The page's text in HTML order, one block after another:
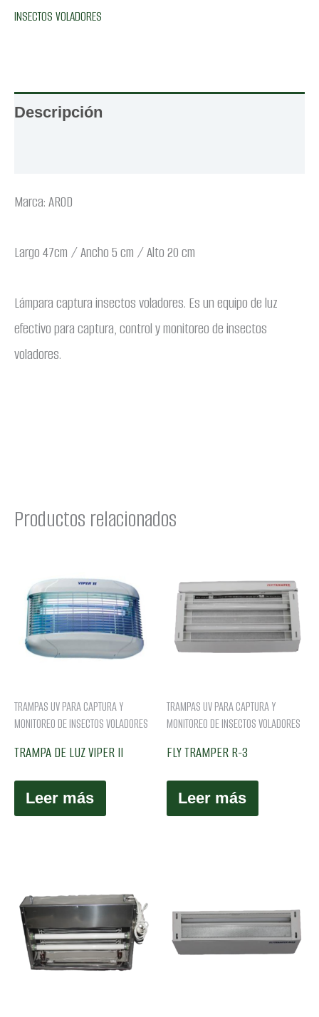
INSECTOS VOLADORES
Descripción
Marca: AROD
Largo 47cm / Ancho 5 cm / Alto 20 cm
Lámpara captura insectos voladores. Es un equipo de luz
efectivo para captura, control y monitoreo de insectos
voladores.
Productos relacionados
TRAMPAS UV PARA CAPTURA Y
MONITOREO DE INSECTOS VOLADORES
TRAMPA DE LUZ VIPER II
Leer más
TRAMPAS UV PARA CAPTURA Y
MONITOREO DE INSECTOS VOLADORES
FLY TRAMPER R-3
Leer más